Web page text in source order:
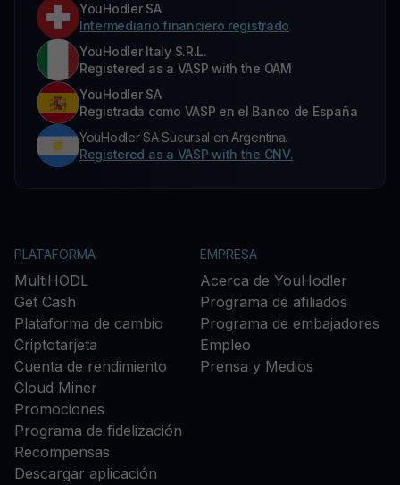
YouHodler SA
Intermediario financiero registrado
YouHodler Italy S.R.L.
Registered as a VASP with the OAM
YouHodler SA
Registrada como VASP en el Banco de España
YouHodler SA Sucursal en Argentina.
Registered as a VASP with the CNV.
PLATAFORMA
MultiHODL
Get Cash
Plataforma de cambio
Criptotarjeta
Cuenta de rendimiento
Cloud Miner
Promociones
Programa de fidelización
Recompensas
Descargar aplicación
EMPRESA
Acerca de YouHodler
Programa de afiliados
Programa de embajadores
Empleo
Prensa y Medios